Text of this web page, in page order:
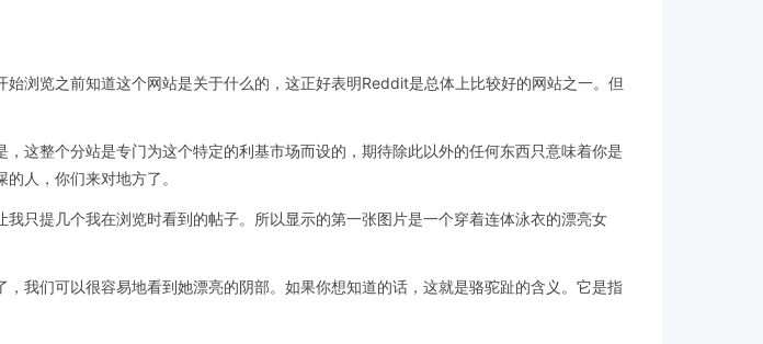
浏览之前知道这个网站是关于什么的，这正好表明Reddit是总体上比较好的网站之一。但
这整个分站是专门为这个特定的利基市场而设的，期待除此以外的任何东西只意味着你是
人，你们来对地方了。
只提几个我在浏览时看到的帖子。所以显示的第一张图片是一个穿着连体泳衣的漂亮女
我们可以很容易地看到她漂亮的阴部。如果你想知道的话，这就是骆驼趾的含义。它是指